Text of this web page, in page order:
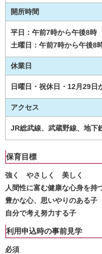
開所時間
平日：午前7時から午後8時
土曜日：午前7時から午後8
休業日
日曜日・祝休日・12月29日
アクセス
JR総武線、武蔵野線、地下
保育目標
強く やさしく 美しく
人間性に富む健康な心身を持
豊かな心、思いやりのある子
自分で考え努力する子
利用申込時の事前見学
必須